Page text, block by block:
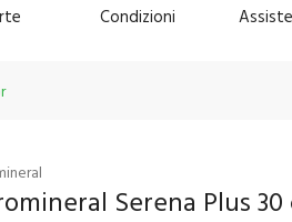
Condizioni
Serena Plus